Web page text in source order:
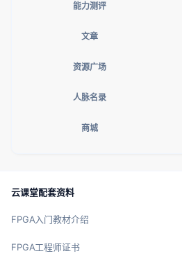
能力测评
文章
资源广场
人脉名录
商城
云课堂配套资料
FPGA入门教材介绍
FPGA工程师证书